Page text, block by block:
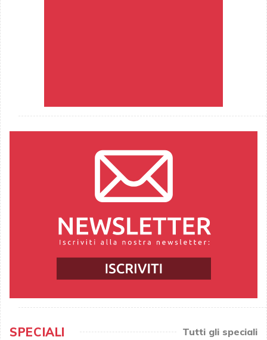
SPECIALI Tutti gli speciali